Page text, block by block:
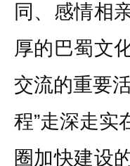
同、感情相
厚的巴蜀文
交流的重要
程”走深走实
圈加快建设